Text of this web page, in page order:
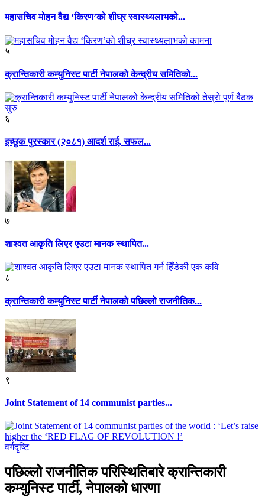
महासचिव मोहन वैद्य ‘किरण’को शीघ्र स्वास्थ्यलाभको...
५
क्रान्तिकारी कम्युनिस्ट पार्टी नेपालको केन्द्रीय समितिको...
६
इच्छुक पुरस्कार (२०८१) आदर्श राई, सफल...
७
शाश्वत आकृति लिएर एउटा मानक स्थापित...
८
क्रान्तिकारी कम्युनिस्ट पार्टी नेपालको पछिल्लो राजनीतिक...
९
Joint Statement of 14 communist parties...
वर्गदृष्टि
पछिल्लो राजनीतिक परिस्थितिबारे क्रान्तिकारी
कम्युनिस्ट पार्टी, नेपालको धारणा